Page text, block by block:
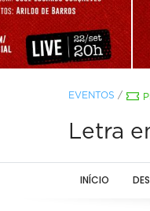
EVENTOS /
Letra
INÍCIO